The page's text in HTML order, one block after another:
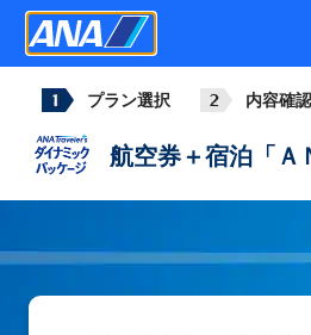
プラン選択 内容確認
航空券＋宿泊「Ａ